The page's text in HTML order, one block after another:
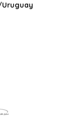
Uruguay